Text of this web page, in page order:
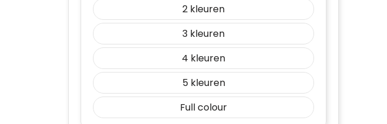
2
3
4
5
Full colour